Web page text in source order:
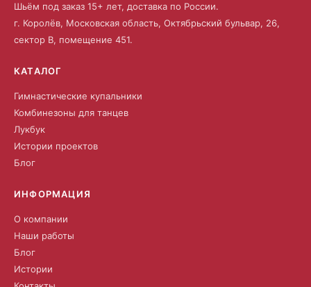
Шьём под заказ 15+ лет, доставка по России.
г. Королёв, Московская область, Октябрьский бульвар, 26,
сектор В, помещение 451.
КАТАЛОГ
Гимнастические купальники
Комбинезоны для танцев
Лукбук
Истории проектов
Блог
ИНФОРМАЦИЯ
О компании
Наши работы
Блог
Истории